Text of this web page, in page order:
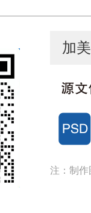
加
注：制作